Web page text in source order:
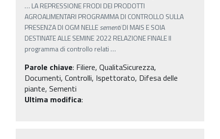
… LA REPRESSIONE FRODI DEI PRODOTTI
AGROALIMENTARI PROGRAMMA DI CONTROLLO SULLA
PRESENZA DI OGM NELLEsementiDI MAIS E SOIA
DESTINATE ALLE SEMINE 2022 RELAZIONE FINALE Il
programma di controllo relati …
Parole chiave: Filiere, QualitaSicurezza,
Documenti, Controlli, Ispettorato, Difesa delle
piante, Sementi
Ultima modifica: